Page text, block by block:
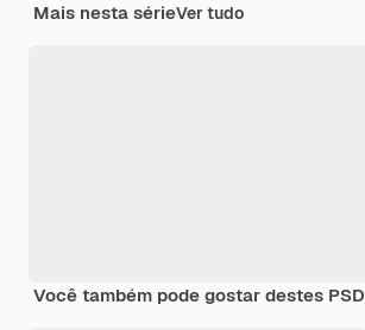
Mais nesta sérieVer tudo
Você também pode gostar destes PSD